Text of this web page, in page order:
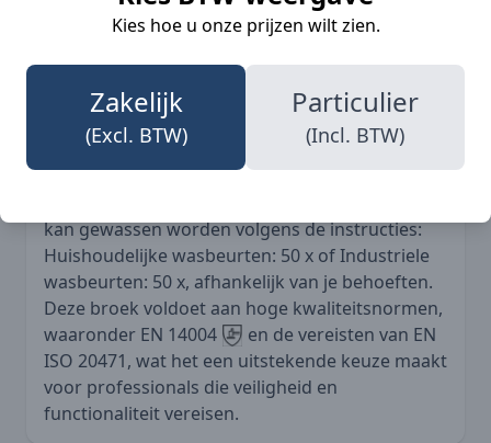
Kies hoe u onze prijzen wilt zien.
Zakelijk
(Excl. BTW)
Particulier
(Incl. BTW)
professionele uitstraling, maar ook voor
De Blaklader 1533 High Vis werkbroek is
kan gewassen worden volgens de instructies:
Huishoudelijke wasbeurten: 50 x of Industriele
wasbeurten: 50 x, afhankelijk van je behoeften.
Deze broek voldoet aan hoge kwaliteitsnormen,
waaronder EN 14004
en de vereisten van EN
ISO 20471, wat het een uitstekende keuze maakt
voor professionals die veiligheid en
functionaliteit vereisen.